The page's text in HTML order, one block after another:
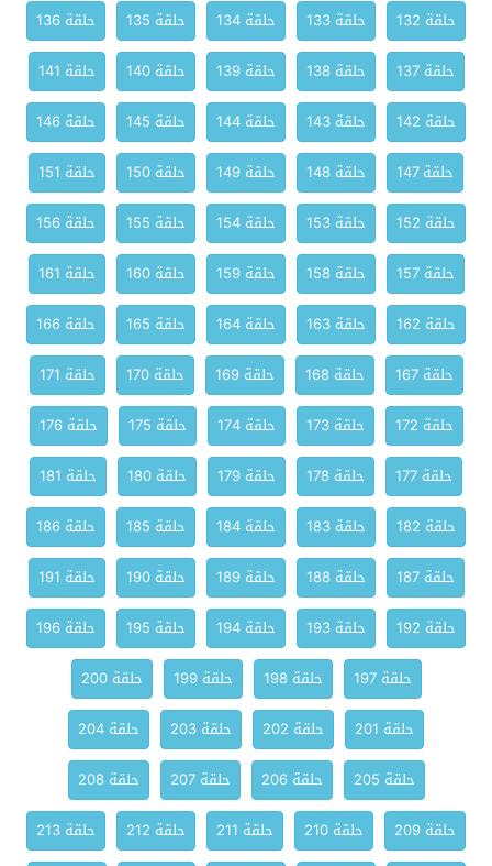
حلقة 132 حلقة 133 حلقة 134 حلقة 135
حلقة 136
حلقة 137
حلقة 138 حلقة 139 حلقة 140
حلقة 141
حلقة 142
حلقة 143 حلقة 144 حلقة 145
حلقة 146
حلقة 147
حلقة 148 حلقة 149 حلقة 150
حلقة 151
حلقة 152
حلقة 153 حلقة 154 حلقة 155
حلقة 156
حلقة 157
حلقة 158 حلقة 159 حلقة 160
حلقة 161
حلقة 162
حلقة 163 حلقة 164 حلقة 165
حلقة 166
حلقة 167
حلقة 168 حلقة 169 حلقة 170
حلقة 171
حلقة 172
حلقة 173 حلقة 174 حلقة 175
حلقة 176
حلقة 177
حلقة 178 حلقة 179 حلقة 180
حلقة 181
حلقة 182
حلقة 183 حلقة 184 حلقة 185
حلقة 186
حلقة 187
حلقة 188 حلقة 189 حلقة 190
حلقة 191
حلقة 192
حلقة 193 حلقة 194 حلقة 195
حلقة 196
حلقة 197
حلقة 198 حلقة 199
حلقة 200
حلقة 201
حلقة 202 حلقة 203
حلقة 204
حلقة 205
حلقة 206 حلقة 207
حلقة 208
حلقة 209
حلقة 210 حلقة 211 حلقة 212
حلقة 213